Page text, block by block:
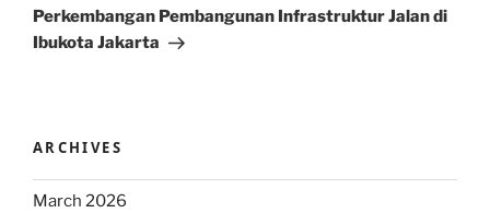
Post
Perkembangan Pembangunan Infrastruktur Jalan di
Ibukota Jakarta
ARCHIVES
March 2026